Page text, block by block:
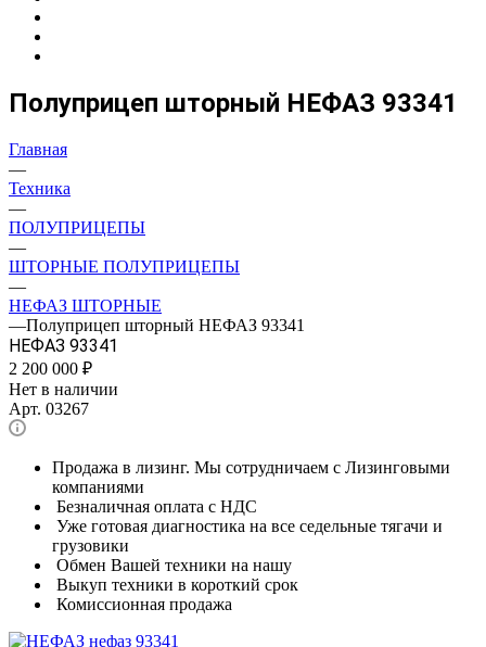
Полуприцеп шторный НЕФАЗ 93341
Главная
—
Техника
—
ПОЛУПРИЦЕПЫ
—
ШТОРНЫЕ ПОЛУПРИЦЕПЫ
—
НЕФАЗ ШТОРНЫЕ
—Полуприцеп шторный НЕФАЗ 93341
НЕФАЗ 93341
2 200 000 ₽
Нет в наличии
Арт. 03267
Продажа в лизинг. Мы сотрудничаем с Лизинговыми
компаниями
Безналичная оплата с НДС
Уже готовая диагностика на все седельные тягачи и
грузовики
Обмен Вашей техники на нашу
Выкуп техники в короткий срок
Комиссионная продажа